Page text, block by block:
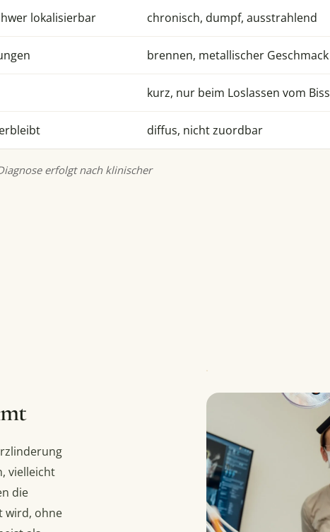
lokalisierbar chronisch, dumpf, ausstrahlend
brennen, metallischer Geschmack
kurz, nur beim Loslassen vom Biss
diffus, nicht zuordbar
erfolgt nach klinischer
vielleicht
die
wird, ohne